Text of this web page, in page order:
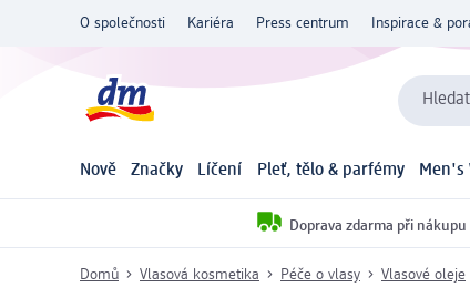
O společnosti Kariéra Press centrum Inspirace &
Nově Značky Líčení Pleť, tělo & parfémy Men's
Doprava zdarma při nákupu
Domů Vlasová kosmetika Péče o vlasy Vlasové oleje